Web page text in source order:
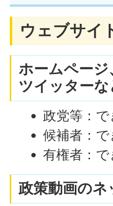
ウェブサイ
ホームペー
ツイッターな
政党等：で
候補者：で
有権者：で
政策動画のネ